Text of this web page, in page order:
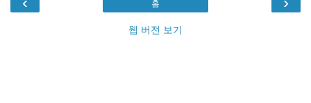
홈
웹 버전 보기